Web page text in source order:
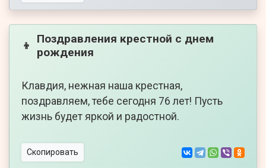
👦
Поздравления крестной с днем
рождения
Клавдия, нежная наша крестная,
поздравляем, тебе сегодня 76 лет! Пусть
жизнь будет яркой и радостной.
Скопировать